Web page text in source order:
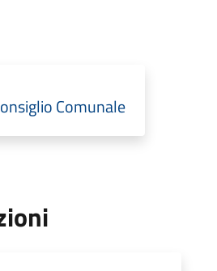
Comunale